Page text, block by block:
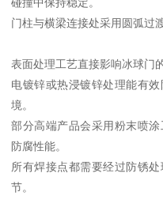
碰撞中保持稳定。
门柱与横梁连接处采用圆弧过
表面处理工艺直接影响冰球门
电镀锌或热浸镀锌处理能有
境。
部分高端产品会采用粉末喷
防腐性能。
所有焊接点都需要经过防锈
节。